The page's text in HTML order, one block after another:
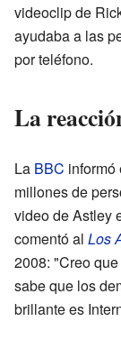
videoclip de
ayudaba a las
por teléfono.
La
La BBC informó
millones de
video de Astley
comentó al Los
2008: "Creo
sabe que los
brillante es